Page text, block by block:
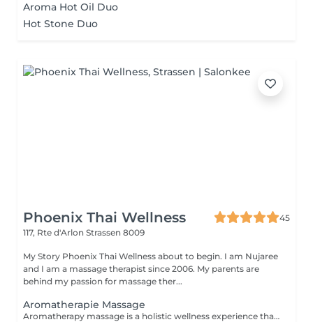
Aroma Hot Oil Duo
Hot Stone Duo
Phoenix Thai Wellness
45
117, Rte d'Arlon Strassen 8009
My Story Phoenix Thai Wellness about to begin. I am Nujaree
and I am a massage therapist since 2006. My parents are
behind my passion for massage ther...
Aromatherapie Massage
Aromatherapy massage is a holistic wellness experience that combines the gentle physical manipulation of soft tissue with the soothing application of plant-derived essential oils. It remains a primary wellness practice for balancing emotional and physical well-being through inhalation and skin nourishment.